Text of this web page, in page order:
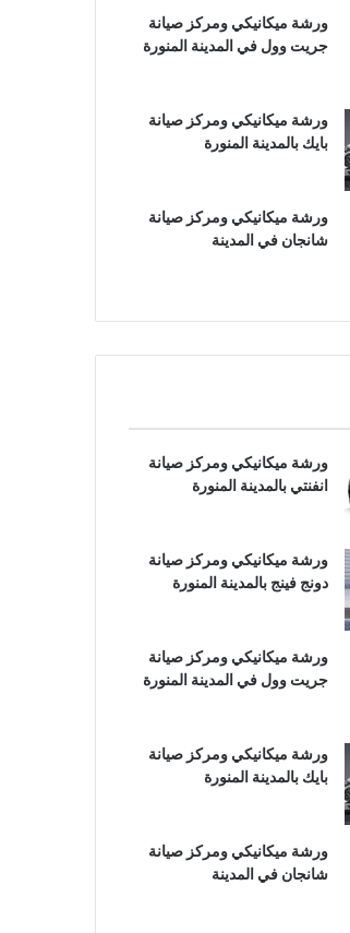
ورشة ميكانيكي ومركز صيانة
جريت وول في المدينة المنورة
ورشة ميكانيكي ومركز صيانة
بايك بالمدينة المنورة
ورشة ميكانيكي ومركز صيانة
شانجان في المدينة
ورشة ميكانيكي ومركز صيانة
انفنتي بالمدينة المنورة
ورشة ميكانيكي ومركز صيانة
دونج فينج بالمدينة المنورة
ورشة ميكانيكي ومركز صيانة
جريت وول في المدينة المنورة
ورشة ميكانيكي ومركز صيانة
بايك بالمدينة المنورة
ورشة ميكانيكي ومركز صيانة
شانجان في المدينة